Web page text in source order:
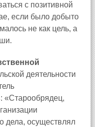
с позитивной
если было добыто
не как цель, а
деятельности
«Старообрядец,
дела, осуществлял